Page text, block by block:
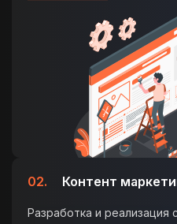
02. Контент
Разработка и реализация